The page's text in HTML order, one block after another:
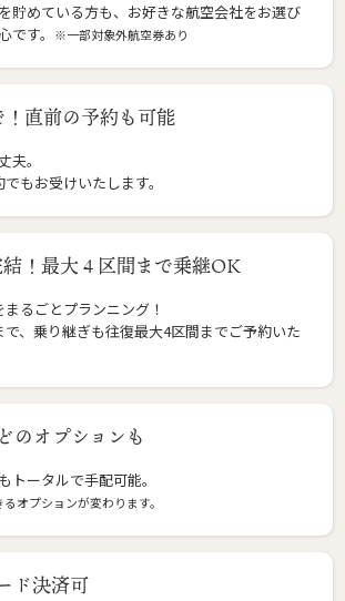
貯めている方も、お好きな航空会社をお選び
です。
※一部対象外航空券あり
直前の予約も可能
夫。
もお受けいたします。
！最大４区間まで乗継OK
るごとプランニング！
、乗り継ぎも往復最大4区間までご予約いた
のオプションも
トータルで手配可能。
オプションが変わります。
ド決済可